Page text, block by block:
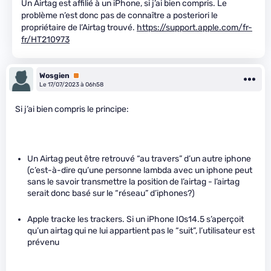
Un Airtag est affilié à un iPhone, si j’ai bien compris. Le
problème n’est donc pas de connaître a posteriori le
propriétaire de l’Airtag trouvé. https://support.apple.com/fr-
fr/HT210973
Wosgien
Premium
Le 17/07/2023 à 06h58
Si j’ai bien compris le principe:
Un Airtag peut être retrouvé “au travers” d’un autre iphone
(c’est-à-dire qu’une personne lambda avec un iphone peut
sans le savoir transmettre la position de l’airtag - l’airtag
serait donc basé sur le “réseau” d’iphones?)
Apple tracke les trackers. Si un iPhone IOs14.5 s’aperçoit
qu’un airtag qui ne lui appartient pas le “suit”, l’utilisateur est
prévenu